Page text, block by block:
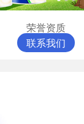
荣誉资质
联系我们